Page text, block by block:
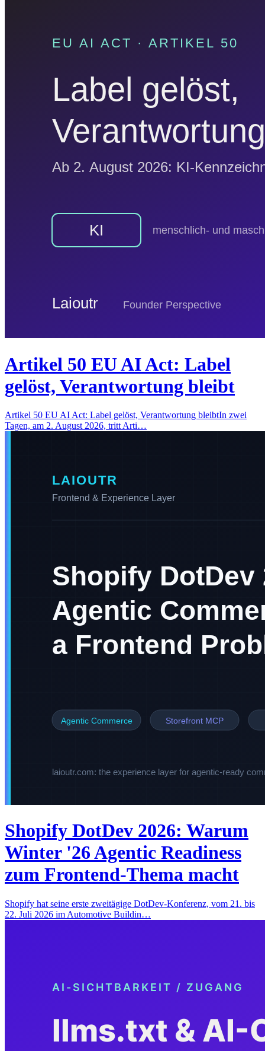
Artikel 50 EU AI Act: Label
gelöst, Verantwortung bleibt
Artikel 50 EU AI Act: Label gelöst, Verantwortung bleibtIn zwei
Tagen, am 2. August 2026, tritt Arti…
Shopify DotDev 2026: Warum
Winter '26 Agentic Readiness
zum Frontend-Thema macht
Shopify hat seine erste zweitägige DotDev-Konferenz, vom 21. bis
22. Juli 2026 im Automotive Buildin…